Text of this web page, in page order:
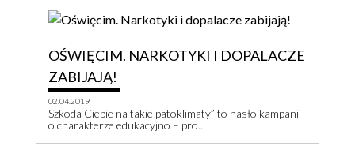
OŚWIĘCIM. NARKOTYKI I DOPALACZE
ZABIJAJĄ!
02.04.2019
Szkoda Ciebie na takie patoklimaty” to hasło kampanii
o charakterze edukacyjno – pro...